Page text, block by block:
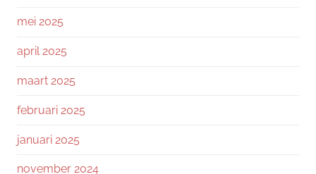
mei 2025
april 2025
maart 2025
februari 2025
januari 2025
november 2024